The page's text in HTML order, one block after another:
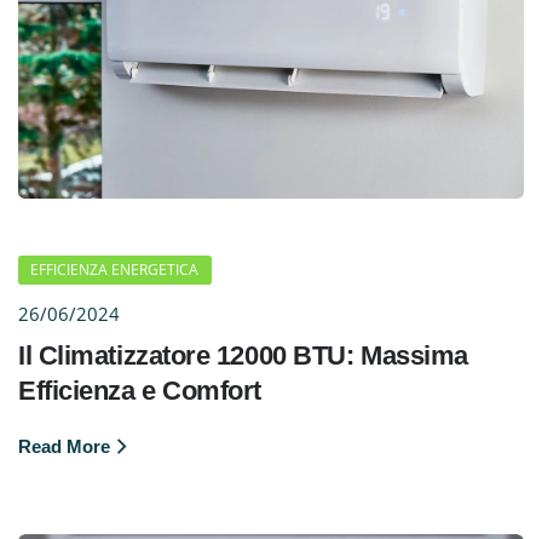
EFFICIENZA ENERGETICA
26/06/2024
Il Climatizzatore 12000 BTU: Massima
Efficienza e Comfort
Read More